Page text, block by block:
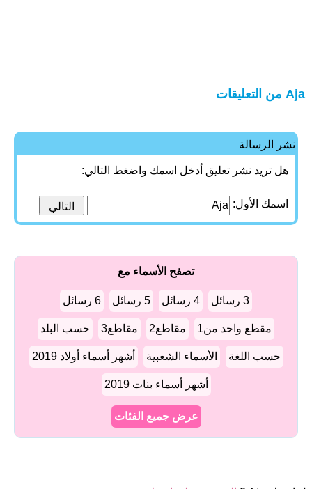
Aja من التعليقات
نشر الرسالة
هل تريد نشر تعليق أدخل اسمك واضغط التالي:
اسمك الأول:
تصفح الأسماء مع
3 رسائل 4 رسائل 5 رسائل 6 رسائل
مقطع واحد من1 مقاطع2 مقاطع3 حسب البلد
حسب اللغة الأسماء الشعبية أشهر أسماء أولاد 2019
أشهر أسماء بنات 2019
عرض جميع الفئات